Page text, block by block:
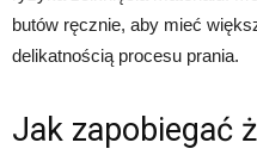
butów ręcznie, aby mieć
delikatnością procesu prania.
Jak zapobiegać